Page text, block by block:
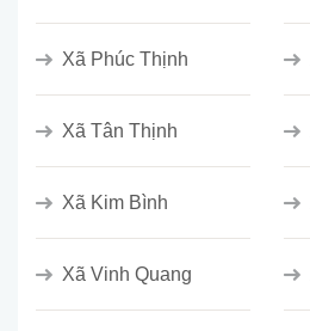
Xã Phúc Thịnh
Xã Tân Thịnh
Xã Kim Bình
Xã Vinh Quang